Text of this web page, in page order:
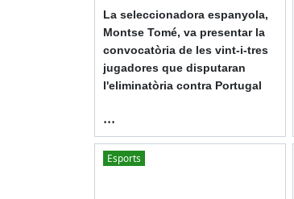
La seleccionadora espanyola,
Montse Tomé, va presentar la
convocatòria de les vint-i-tres
jugadores que disputaran
l'eliminatòria contra Portugal
...
Esports